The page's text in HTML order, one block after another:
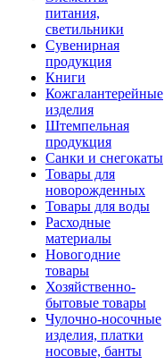
питания,
светильники
Сувенирная
продукция
Книги
Кожгалантерейные
изделия
Штемпельная
продукция
Санки и снегокаты
Товары для
новорожденных
Товары для воды
Расходные
материалы
Новогодние
товары
Хозяйственно-
бытовые товары
Чулочно-носочные
изделия, платки
носовые, банты